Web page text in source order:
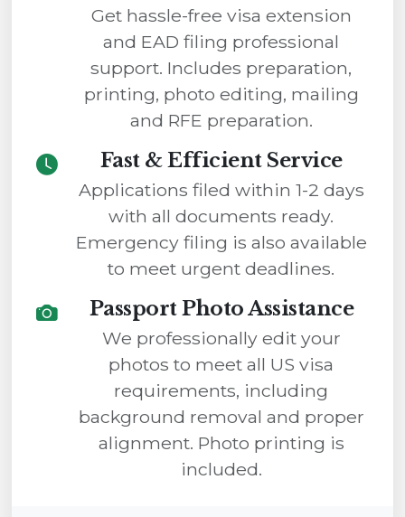
Get hassle-free visa extension
and EAD filing professional
support. Includes preparation,
printing, photo editing, mailing
and RFE preparation.
Fast & Efficient Service
Applications filed within 1-2 days
with all documents ready.
Emergency filing is also available
to meet urgent deadlines.
Passport Photo Assistance
We professionally edit your
photos to meet all US visa
requirements, including
background removal and proper
alignment. Photo printing is
included.